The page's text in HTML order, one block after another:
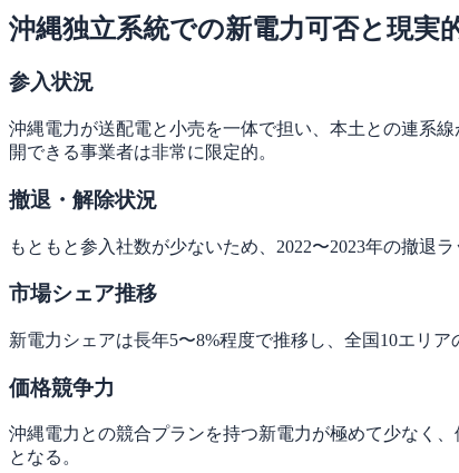
沖縄独立系統での新電力可否と現実
参入状況
沖縄電力が送配電と小売を一体で担い、本土との連系
開できる事業者は非常に限定的。
撤退・解除状況
もともと参入社数が少ないため、2022〜2023年の撤退
市場シェア推移
新電力シェアは長年5〜8%程度で推移し、全国10エリ
価格競争力
沖縄電力との競合プランを持つ新電力が極めて少なく
となる。